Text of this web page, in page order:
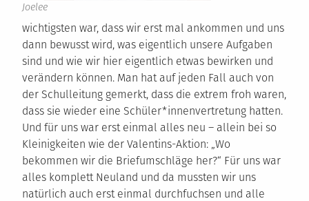
Joelee
wichtigsten war, dass wir erst mal ankommen und uns
dann bewusst wird, was eigentlich unsere Aufgaben
sind und wie wir hier eigentlich etwas bewirken und
verändern können. Man hat auf jeden Fall auch von
der Schulleitung gemerkt, dass die extrem froh waren,
dass sie wieder eine Schüler*innenvertretung hatten.
Und für uns war erst einmal alles neu – allein bei so
Kleinigkeiten wie der Valentins-Aktion: „Wo
bekommen wir die Briefumschläge her?“ Für uns war
alles komplett Neuland und da mussten wir uns
natürlich auch erst einmal durchfuchsen und alle